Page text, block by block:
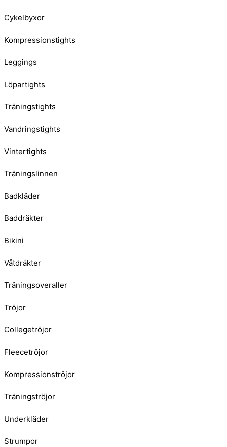
Cykelbyxor
Kompressionstights
Leggings
Löpartights
Träningstights
Vandringstights
Vintertights
Träningslinnen
Badkläder
Baddräkter
Bikini
Våtdräkter
Träningsoveraller
Tröjor
Collegetröjor
Fleecetröjor
Kompressionströjor
Träningströjor
Underkläder
Strumpor